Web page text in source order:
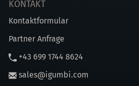
KONTAKT
Kontaktformular
Partner Anfrage
+43 699 1744 8624
sales@igumbi.com